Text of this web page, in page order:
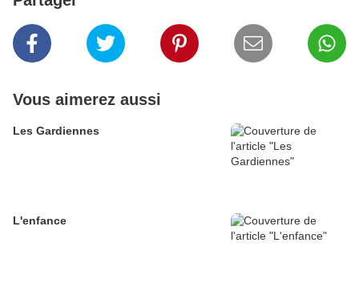
Vous aimerez aussi
Les Gardiennes
L'enfance